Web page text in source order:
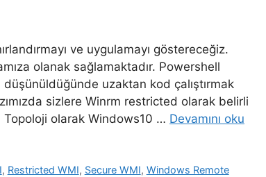
ve uygulamayı göstereceğiz.
olanak sağlamaktadır. Powershell
düşünüldüğünde uzaktan kod çalıştırmak
sizlere Winrm restricted olarak belirli
Topoloji olarak Windows10 … Devamını oku
, Restricted WMI, Secure WMI, Windows Remote